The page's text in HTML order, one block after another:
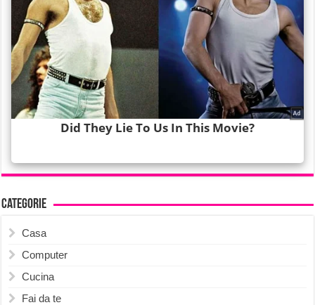
Categorie
Casa
Computer
Cucina
Fai da te